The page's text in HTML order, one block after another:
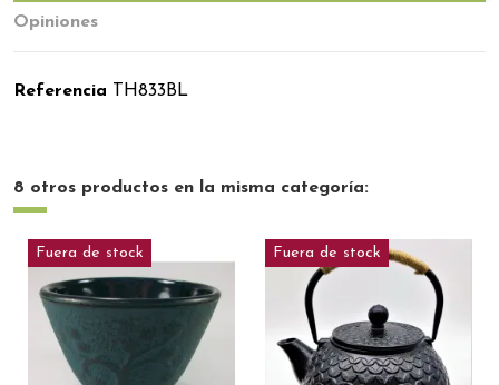
Opiniones
Referencia TH833BL
8 otros productos en la misma categoría:
Fuera de stock Fuera de stock